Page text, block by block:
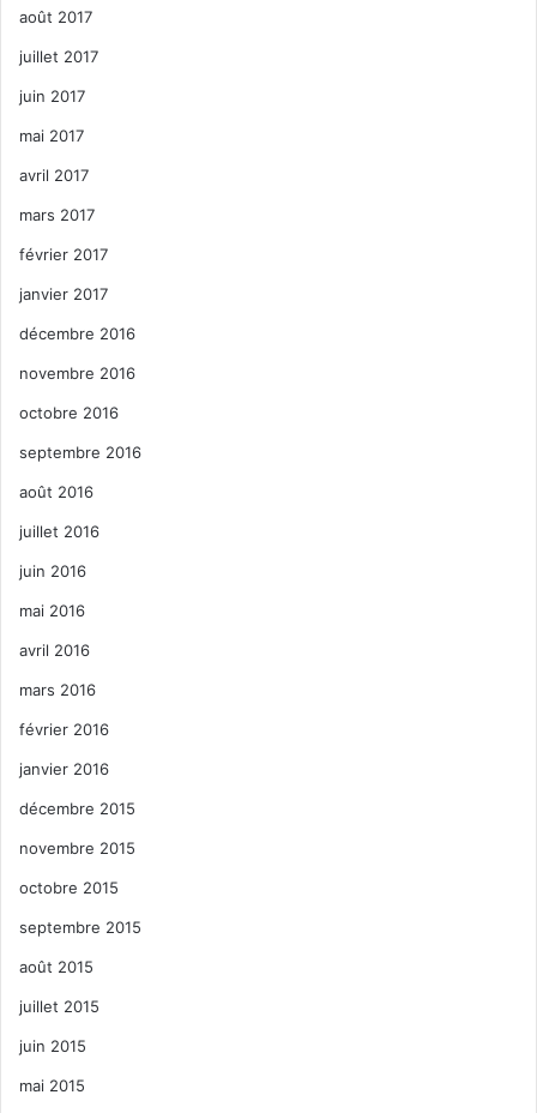
août 2017
juillet 2017
juin 2017
mai 2017
avril 2017
mars 2017
février 2017
janvier 2017
décembre 2016
novembre 2016
octobre 2016
septembre 2016
août 2016
juillet 2016
juin 2016
mai 2016
avril 2016
mars 2016
février 2016
janvier 2016
décembre 2015
novembre 2015
octobre 2015
septembre 2015
août 2015
juillet 2015
juin 2015
mai 2015